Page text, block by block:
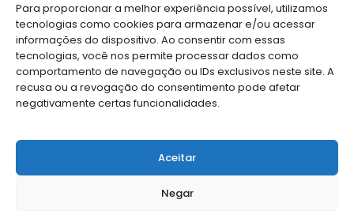
Para proporcionar a melhor experiência possível, utilizamos
tecnologias como cookies para armazenar e/ou acessar
informações do dispositivo. Ao consentir com essas
tecnologias, você nos permite processar dados como
comportamento de navegação ou IDs exclusivos neste site. A
recusa ou a revogação do consentimento pode afetar
negativamente certas funcionalidades.
Aceitar
Negar
CAMPANHAS
SERVIÇOS
FILIADAS
LGPD
FALE CONOSCO
Solicite Apoio Institucional da AMB para o seu evento